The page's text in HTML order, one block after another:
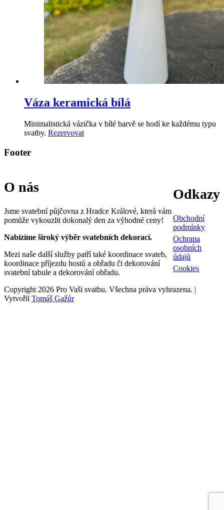
Váza keramická bílá
Minimalistická vázička v bílé barvě se hodí ke každému typu
svatby. Rezervovat
Footer
O nás
Jsme svatební půjčovna z Hradce Králové, která vám
pomůže vykouzlit dokonalý den za výhodné ceny!
Nabízíme široký výběr svatebních dekorací.
Mezi naše další služby patří také koordinace svateb,
koordinace příjezdu hostů a obřadu či dekorování
svatební tabule a dekorování obřadu.
Odkazy
Obchodní
podmínky
Ochrana
osobních
údajů
Cookies
Copyright 2026 Pro Vaši svatbu. Všechna práva vyhrazena. |
Vytvořil Tomáš Gažůr